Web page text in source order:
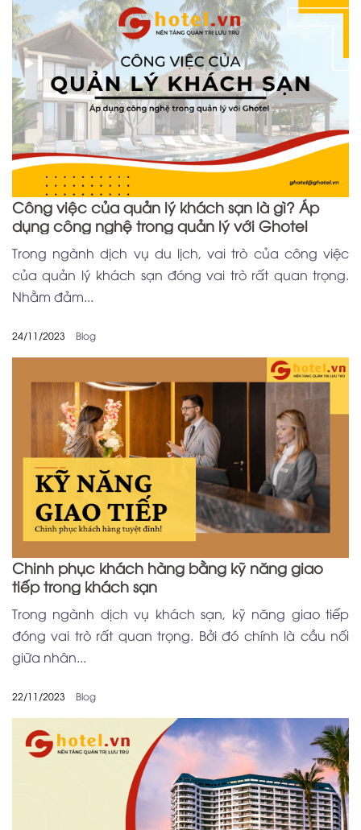
Công việc của quản lý khách sạn là gì? Áp
dụng công nghệ trong quản lý với Ghotel
Trong ngành dịch vụ du lịch, vai trò của công việc
của quản lý khách sạn đóng vai trò rất quan trọng.
Nhằm đảm...
24/11/2023 Blog
Chinh phục khách hàng bằng kỹ năng giao
tiếp trong khách sạn
Trong ngành dịch vụ khách sạn, kỹ năng giao tiếp
đóng vai trò rất quan trọng. Bởi đó chính là cầu nối
giữa nhân...
22/11/2023 Blog